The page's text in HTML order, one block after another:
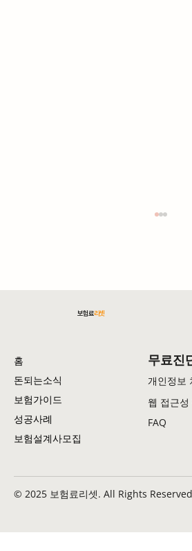
암보험료 절감 전략: 실용적인
무료진
개인정보
FAQ
웹 접근성
홈
돈되는소식
보험가이드
성공사례
보험설계사모집
보험료리셋
© 2025 보험료리셋. All Rights